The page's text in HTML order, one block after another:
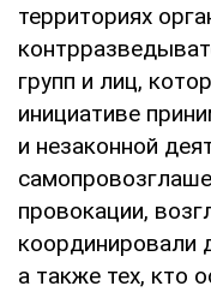
территориях
групп и лиц,
инициативе
и незаконной
провокации,
координировали
а также тех, кто